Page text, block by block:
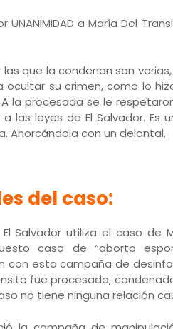
UNANIMIDAD a María Del
que la condenan son
su crimen, como lo
la procesada se le
las leyes de El Salvador.
Ahorcándola con un delantal.
del caso:
Salvador utiliza el caso de
caso de “aborto
con esta campaña de
fue procesada,
no tiene ninguna relación